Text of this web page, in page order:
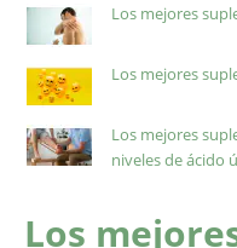
Los mejores
Los mejores
Los mejores
niveles de ácido
Los